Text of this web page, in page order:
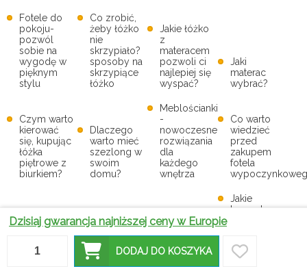
Dzisiaj gwarancja najniższej ceny w Europie
DODAJ DO KOSZYKA
Fotele do
pokoju-
pozwól
sobie na
wygodę w
pięknym
stylu
Co zrobić,
żeby łóżko
nie
skrzypiało?
sposoby na
skrzypiące
łóżko
Jakie łóżko
z
materacem
pozwoli ci
najlepiej się
wyspać?
Jaki
materac
wybrać?
Czym warto
kierować
się, kupując
łóżka
piętrowe z
biurkiem?
Dlaczego
warto mieć
szezlong w
swoim
domu?
Meblościanki
-
nowoczesne
rozwiązania
dla
każdego
wnętrza
Co warto
wiedzieć
przed
zakupem
fotela
Czy
narożniki z
spania to
Jaki
wybrać
sprężynowy
czy
połączyć
biurko z
Jakie
komody
polecane
do